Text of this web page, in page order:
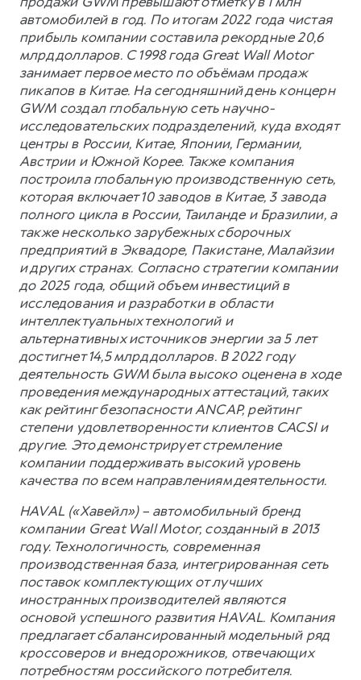
автомобилей в год. По итогам 2022 года чистая
прибыль компании составила рекордные 20,6
млрд долларов. С 1998 года Great Wall Motor
занимает первое место по объёмам продаж
пикапов в Китае. На сегодняшний день концерн
GWM создал глобальную сеть научно-
исследовательских подразделений, куда входят
центры в России, Китае, Японии, Германии,
Австрии и Южной Корее. Также компания
построила глобальную производственную сеть,
которая включает 10 заводов в Китае, 3 завода
полного цикла в России, Таиланде и Бразилии, а
также несколько зарубежных сборочных
предприятий в Эквадоре, Пакистане, Малайзии
и других странах. Согласно стратегии компании
до 2025 года, общий объем инвестиций в
исследования и разработки в области
интеллектуальных технологий и
альтернативных источников энергии за 5 лет
достигнет 14,5 млрд долларов. В 2022 году
деятельность GWM была высоко оценена в ходе
проведения международных аттестаций, таких
как рейтинг безопасности ANCAP, рейтинг
степени удовлетворенности клиентов CACSI и
другие. Это демонстрирует стремление
компании поддерживать высокий уровень
качества по всем направлениям деятельности.
HAVAL («Хавейл») – автомобильный бренд
компании Great Wall Motor, созданный в 2013
году. Технологичность, современная
производственная база, интегрированная сеть
поставок комплектующих от лучших
иностранных производителей являются
основой успешного развития HAVAL. Компания
предлагает сбалансированный модельный ряд
кроссоверов и внедорожников, отвечающих
потребностям российского потребителя.